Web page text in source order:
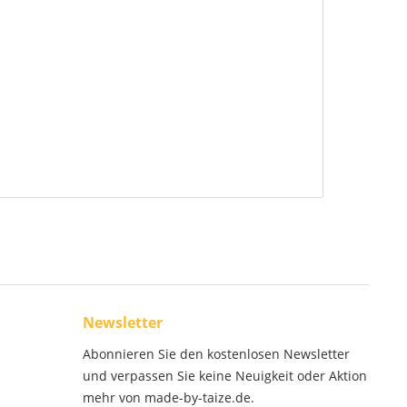
Newsletter
Abonnieren Sie den kostenlosen Newsletter
und verpassen Sie keine Neuigkeit oder Aktion
mehr von made-by-taize.de.